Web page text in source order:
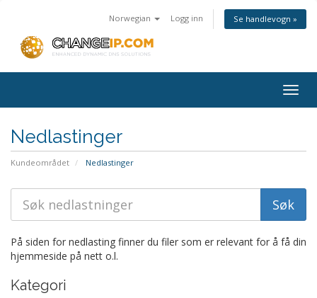
Norwegian Logg inn Se handlevogn »
Nedlastinger
Kundeområdet Nedlastinger
På siden for nedlasting finner du filer som er relevant for å få din
hjemmeside på nett o.l.
Kategori